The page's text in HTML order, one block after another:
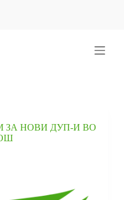
ЗА НОВИ ДУП-И ВО